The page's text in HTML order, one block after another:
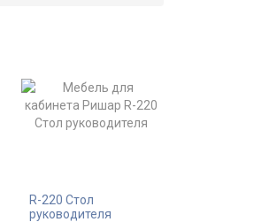
R-220 Стол
руководителя